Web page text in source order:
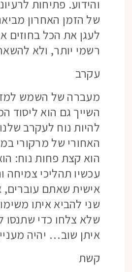
והידוע. פתיחות
של הזמן האחרון
לעגן את הכל בחוזים
רשמי יותר, ולא
עקרב
מעברה של השמש
השייך גם הוא ליסוד
להיות נוח לעקרב
האחורי של מרקורי
הוא קצת פחות נוח:
עכשיו תהליכי צמיחה
אישית שאתם
שני להביא איתו
שלא צלחו כדי שתנסו
איתן שוב… יהיה
קשת